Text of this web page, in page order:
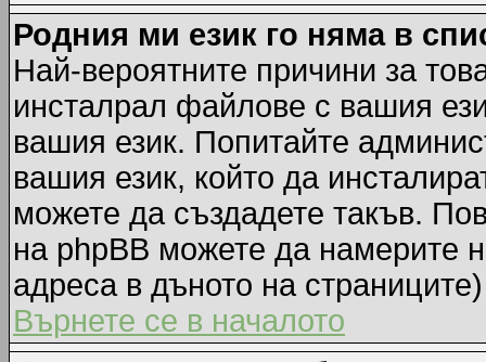
Родния ми език го няма в
Най-вероятните причини за
инсталрал файлове с вашия
вашия език. Попитайте
вашия език, който да
можете да създадете такъв.
на phpBB можете да намерите
адреса в дъното на страниците)
Върнете се в началото